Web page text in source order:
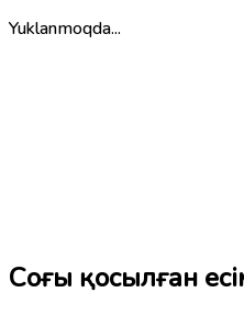
Yuklanmoqda...
Соңғы қосылған